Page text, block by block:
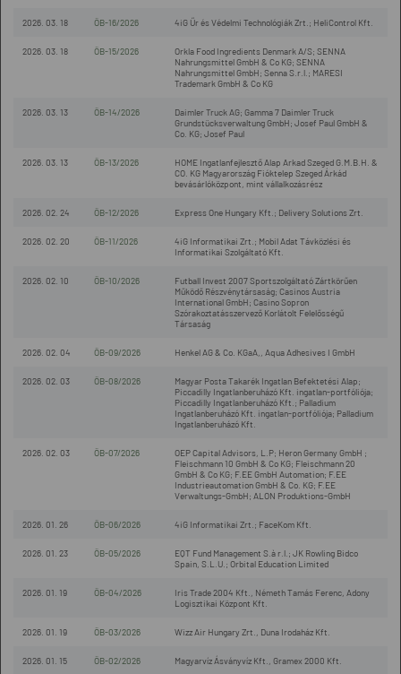
2026. 03. 18 ÖB-16/2026 4iG Űr és Védelmi Technológiák Zrt.; HeliControl Kft.
2026. 03. 18 ÖB-15/2026
Orkla Food Ingredients Denmark A/S; SENNA
Nahrungsmittel GmbH & Co KG; SENNA
Nahrungsmittel GmbH; Senna S.r.l.; MARESI
Trademark GmbH & Co KG
2026. 03. 13 ÖB-14/2026
Daimler Truck AG; Gamma 7 Daimler Truck
Grundstücksverwaltung GmbH; Josef Paul GmbH &
Co. KG; Josef Paul
2026. 03. 13 ÖB-13/2026
HOME Ingatlanfejlesztő Alap Arkad Szeged G.M.B.H. &
CO. KG Magyarország Fióktelep Szeged Árkád
bevásárlóközpont, mint vállalkozásrész
2026. 02. 24 ÖB-12/2026 Express One Hungary Kft.; Delivery Solutions Zrt.
2026. 02. 20 ÖB-11/2026
4iG Informatikai Zrt.; Mobil Adat Távközlési és
Informatikai Szolgáltató Kft.
2026. 02. 10 ÖB-10/2026
Futball Invest 2007 Sportszolgáltató Zártkörűen
Működő Részvénytársaság; Casinos Austria
International GmbH; Casino Sopron
Szórakoztatásszervező Korlátolt Felelősségű
Társaság
2026. 02. 04 ÖB-09/2026 Henkel AG & Co. KGaA,, Aqua Adhesives I GmbH
2026. 02. 03 ÖB-08/2026
Magyar Posta Takarék Ingatlan Befektetési Alap;
Piccadilly Ingatlanberuházó Kft. ingatlan-portfóliója;
Piccadilly Ingatlanberuházó Kft.; Palladium
Ingatlanberuházó Kft. ingatlan-portfóliója; Palladium
Ingatlanberuházó Kft.
2026. 02. 03 ÖB-07/2026
OEP Capital Advisors, L.P; Heron Germany GmbH ;
Fleischmann 10 GmbH & Co KG; Fleischmann 20
GmbH & Co KG; F.EE GmbH Automation; F.EE
Industrieautomation GmbH & Co. KG; F.EE
Verwaltungs-GmbH; ALON Produktions-GmbH
2026. 01. 26 ÖB-06/2026 4iG Informatikai Zrt.; FaceKom Kft.
2026. 01. 23 ÖB-05/2026
EQT Fund Management S.à r.l.; JK Rowling Bidco
Spain, S.L.U.; Orbital Education Limited
2026. 01. 19 ÖB-04/2026
Iris Trade 2004 Kft., Németh Tamás Ferenc, Adony
Logisztikai Központ Kft.
2026. 01. 19 ÖB-03/2026 Wizz Air Hungary Zrt., Duna Irodaház Kft.
2026. 01. 15 ÖB-02/2026 Magyarvíz Ásványvíz Kft., Gramex 2000 Kft.